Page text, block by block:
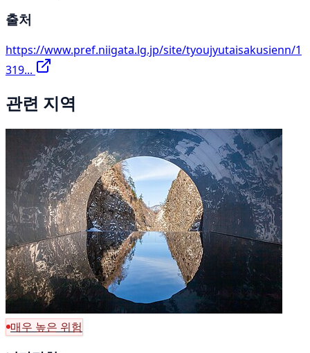
출처
https://www.pref.niigata.lg.jp/site/tyoujyutaisakusienn/1
319...
관련 지역
매우 높은 위험